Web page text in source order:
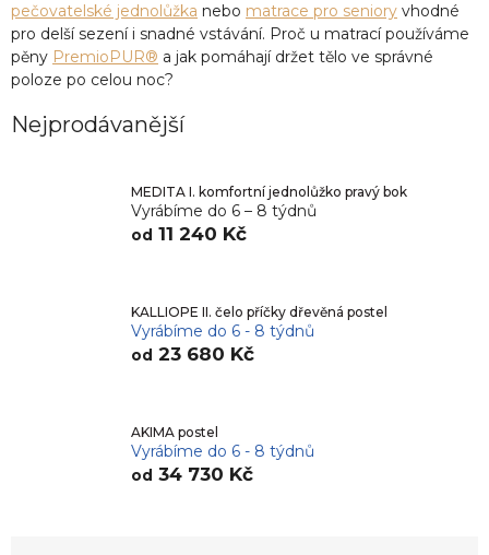
pečovatelské jednolůžka nebo matrace pro seniory vhodné
pro delší sezení i snadné vstávání. Proč u matrací používáme
pěny PremioPUR® a jak pomáhají držet tělo ve správné
poloze po celou noc?
Nejprodávanější
MEDITA I. komfortní jednolůžko pravý bok
Vyrábíme do 6 – 8 týdnů
od 11 240 Kč
KALLIOPE II. čelo příčky dřevěná postel
Vyrábíme do 6 - 8 týdnů
od 23 680 Kč
AKIMA postel
Vyrábíme do 6 - 8 týdnů
od 34 730 Kč